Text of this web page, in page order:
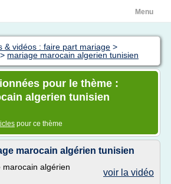
Menu
& vidéos : faire part mariage >
> mariage marocain algerien tunisien
pour le thème :
algerien tunisien
pour ce thème
marocain algérien tunisien
voir la vidéo
algérien